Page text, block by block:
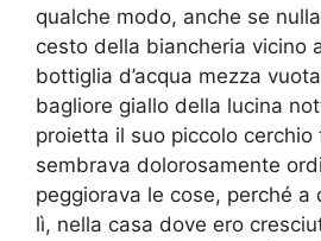
qualche modo, anche se
cesto della biancheria vicino
bottiglia d’acqua mezza
bagliore giallo della lucina
proietta il suo piccolo
sembrava dolorosamente
peggiorava le cose, perché a
lì, nella casa dove ero